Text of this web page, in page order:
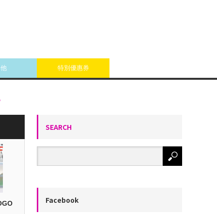
特別優惠券
SEARCH
Facebook